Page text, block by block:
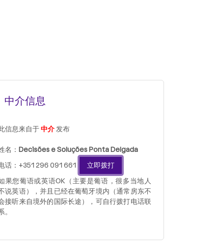
中介信息
信息来自于中介发布
名： Decisões e Soluções Ponta Delgada
话：+351 296 091 661
立即拨打
果您葡语或英语OK（主要是葡语，很多当地人
说英语），并且已经在葡萄牙境内（通常房东不
接听来自境外的国际长途），可自行拨打电话联
。